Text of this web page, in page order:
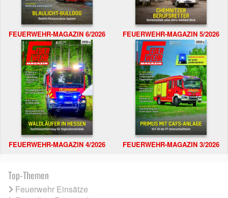
FEUERWEHR-MAGAZIN 6/2026 FEUERWEHR-MAGAZIN 5/2026
FEUERWEHR-MAGAZIN 4/2026 FEUERWEHR-MAGAZIN 3/2026
Top-Themen
Feuerwehr Einsätze